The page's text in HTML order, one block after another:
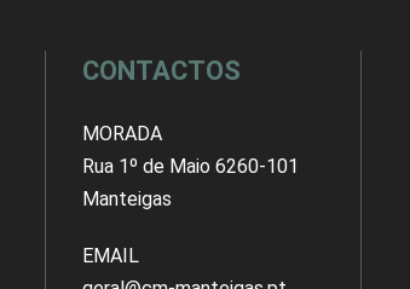
CONTACTOS
MORADA
Rua 1º de Maio 6260-101
Manteigas
EMAIL